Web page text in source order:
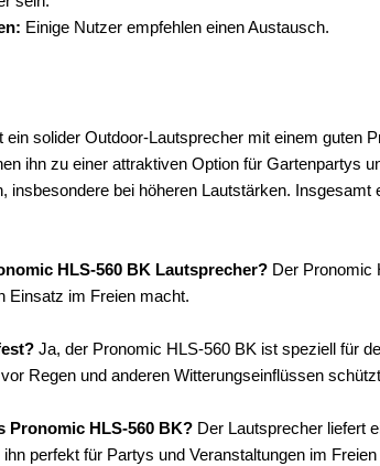
Einige Nutzer empfehlen einen Austausch.
solider Outdoor-Lautsprecher mit einem guten
ihn zu einer attraktiven Option für Gartenpartys
insbesondere bei höheren Lautstärken.
HLS-560 BK Lautsprecher? Der Pronomic
Einsatz im Freien macht.
Ja, der Pronomic HLS-560 BK ist speziell für
Regen und anderen Witterungseinflüssen
Pronomic HLS-560 BK? Der Lautsprecher liefert
perfekt für Partys und Veranstaltungen im